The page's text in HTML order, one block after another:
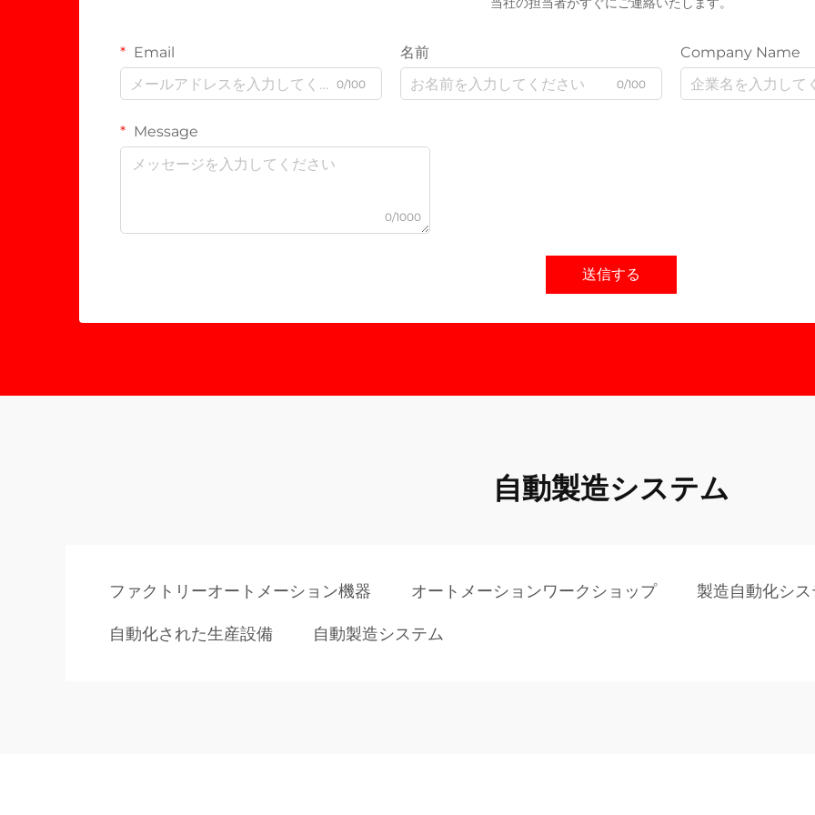
Email
0/100
名前
0/100
Company Name
Message
0/1000
送信する
自動製造システム
ファクトリーオートメーション機器 オートメーションワークショップ 製造自動化シス
自動化された生産設備 自動製造システム